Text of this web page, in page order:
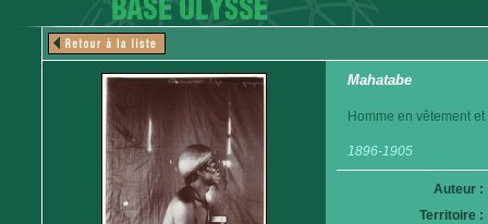
Mahatabe
Homme en vêtement
1896-1905
Auteur :
Territoire :